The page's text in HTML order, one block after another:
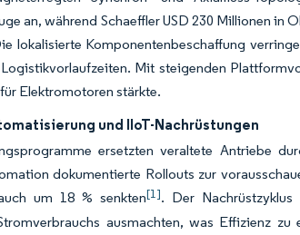
an, während Schaeffler USD 230 Millionen
lokalisierte Komponentenbeschaffung
Mit steigenden
Elektromotoren stärkte.
und IIoT-Nachrüstungen
ersetzten veraltete Antriebe
dokumentierte Rollouts zur
um 18 % senkten[1]. Der
ausmachten, was Effizienz